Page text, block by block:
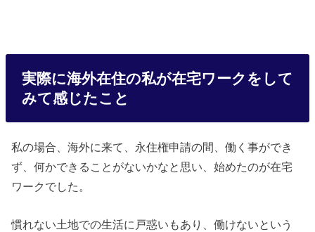
実際に海外在住の私が在宅ワークをして
みて感じたこと
私の場合、海外に来て、永住権申請の間、働く事ができ
ず、何かできることがないかなと思い、始めたのが在宅
ワークでした。
慣れない土地での生活に戸惑いもあり、働けないという